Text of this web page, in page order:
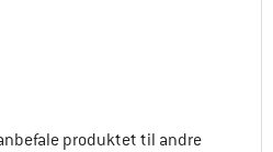
produktet til andre